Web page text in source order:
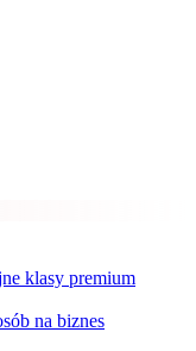
klasy premium
na biznes